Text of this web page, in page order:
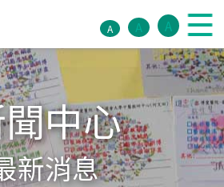
A A A
中心
新消息